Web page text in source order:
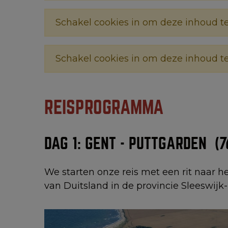
Schakel cookies in om deze inhoud
Schakel cookies in om deze inhoud
REISPROGRAMMA
DAG 1: GENT - PUTTGARDEN
We starten onze reis met een rit naar
van Duitsland in de provincie